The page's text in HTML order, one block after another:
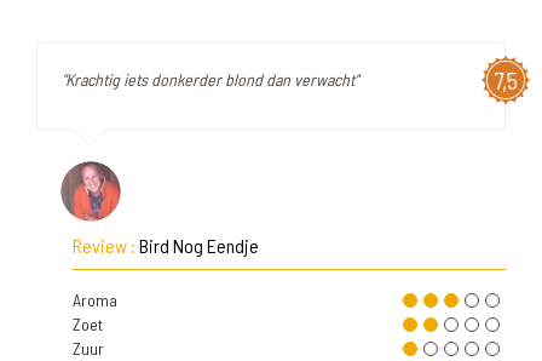
7,5
"Krachtig iets donkerder blond dan verwacht"
Review : Bird Nog Eendje
Aroma
Zoet
Zuur